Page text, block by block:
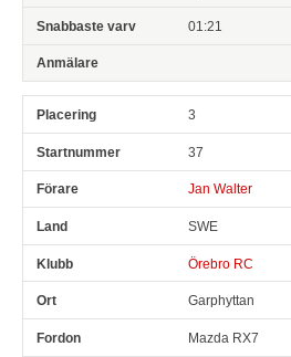
01:21
3
37
Jan Walter
SWE
Örebro RC
Garphyttan
Mazda RX7